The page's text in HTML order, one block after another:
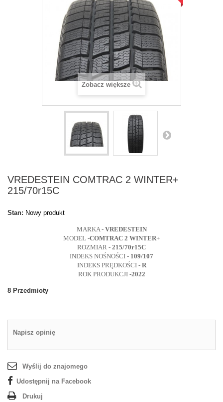
Zobacz większe
VREDESTEIN COMTRAC 2 WINTER+
215/70r15C
Stan: Nowy produkt
MARKA - VREDESTEIN
MODEL -COMTRAC 2 WINTER+
ROZMIAR - 215/70r15C
INDEKS NOŚNOŚCI - 109/107
INDEKS PRĘDKOŚCI - R
ROK PRODUKCJI -2022
8 Przedmioty
Napisz opinię
Wyślij do znajomego
Udostępnij na Facebook
Drukuj